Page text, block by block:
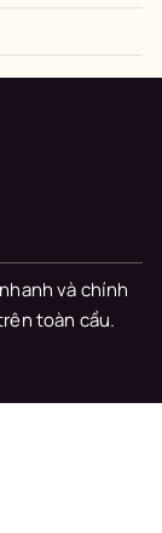
và chính
toàn cầu.